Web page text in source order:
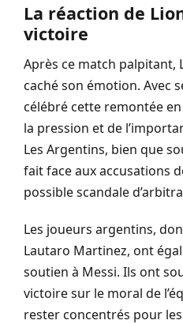
La réaction de
victoire
Après ce match palpitant,
caché son émotion. Avec
célébré cette remontée
la pression et de
Les Argentins, bien que
fait face aux accusations
possible scandale
Les joueurs argentins,
Lautaro Martinez, ont
soutien à Messi. Ils ont
victoire sur le moral de
rester concentrés pour